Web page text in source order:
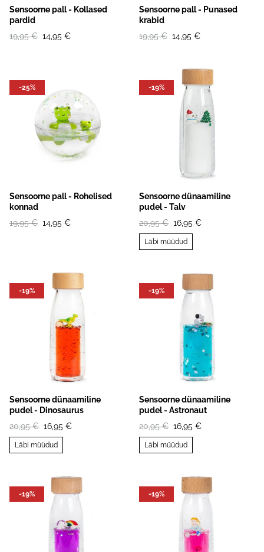
Sensoorne pall - Kollased
pardid
19,95 € 14,95 €
Sensoorne pall - Punased
krabid
19,95 € 14,95 €
-25%
Sensoorne pall - Rohelised
konnad
19,95 € 14,95 €
-19%
Sensoorne dünaamiline
pudel - Talv
20,95 € 16,95 €
Läbi müüdud
-19%
Sensoorne dünaamiline
pudel - Dinosaurus
20,95 € 16,95 €
Läbi müüdud
-19%
Sensoorne dünaamiline
pudel - Astronaut
20,95 € 16,95 €
Läbi müüdud
-19% -19%